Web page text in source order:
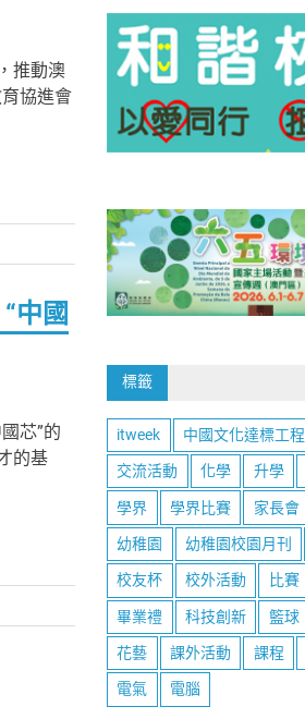
推動澳
協進會
中國
芯”的
的基
標籤
itweek 中國文化達標工程
交流活動 化學 升學
學界 學界比賽 家長會
幼稚園 幼稚園校園月刊
校友杯 校外活動 比賽
畢業禮 科技創新 籃球
花藝 課外活動 課程
電氣 電腦